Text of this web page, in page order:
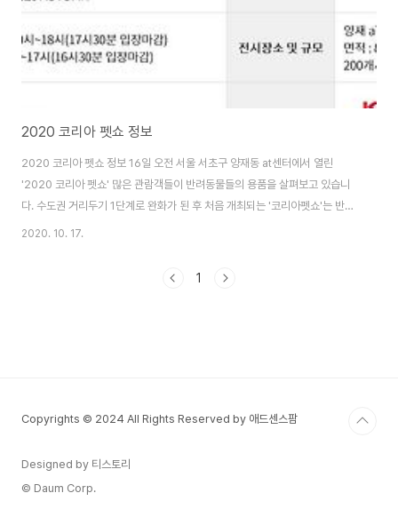
2020 코리아 펫쇼 정보
2020 코리아 펫쇼 정보 16일 오전 서울 서초구 양재동 at센터에서 열린
'2020 코리아 펫쇼' 많은 관람객들이 반려동물들의 용품을 살펴보고 있습니
다. 수도권 거리두기 1단계로 완화가 된 후 처음 개최되는 '코리아펫쇼'는 반려
동물과 함께 입장해 다양한 종류의 사료, 간식, 용품 등을 볼 수 있으며 영양학
2020. 10. 17.
1
Copyrights © 2024 All Rights Reserved by 애드센스팜
Designed by 티스토리
© Daum Corp.